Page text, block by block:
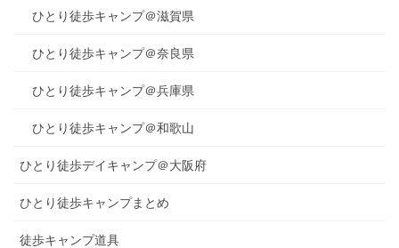
ひとり徒歩キャンプ＠滋賀県
ひとり徒歩キャンプ＠奈良県
ひとり徒歩キャンプ＠兵庫県
ひとり徒歩キャンプ＠和歌山
ひとり徒歩デイキャンプ＠大阪府
ひとり徒歩キャンプまとめ
徒歩キャンプ道具